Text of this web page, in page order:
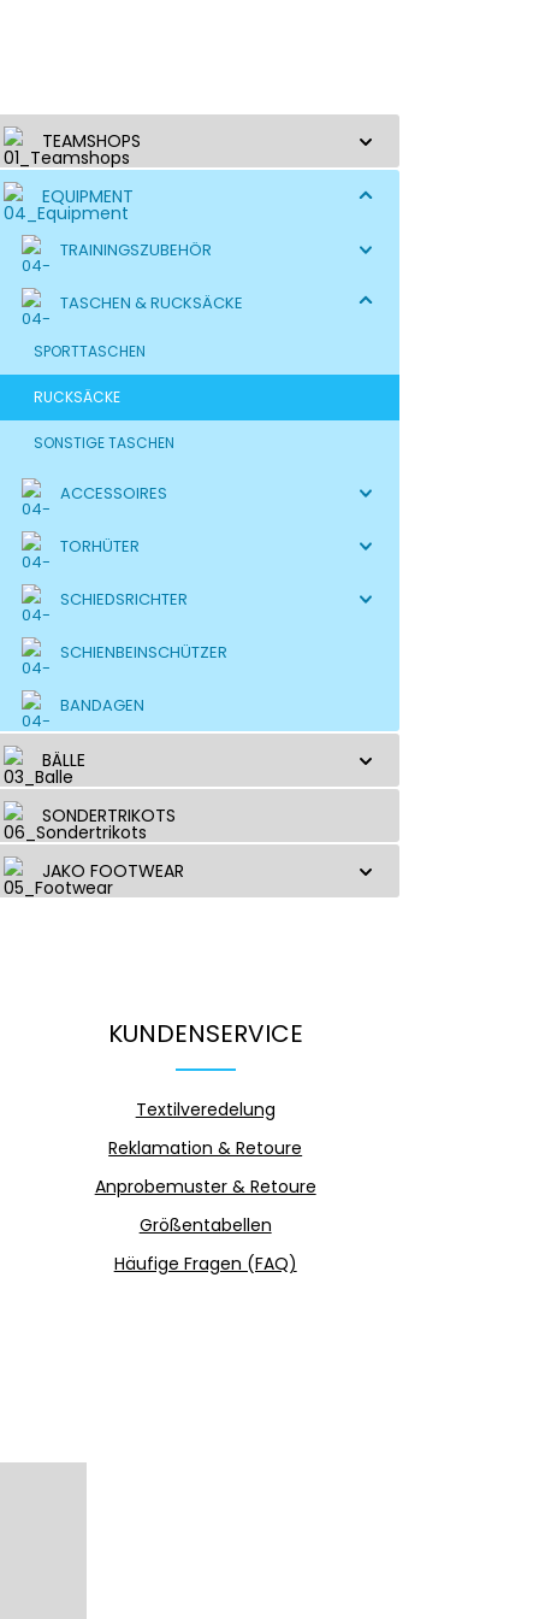
TEAMSHOPS
EQUIPMENT
TRAININGSZUBEHÖR
TASCHEN & RUCKSÄCKE
SPORTTASCHEN
RUCKSÄCKE
SONSTIGE TASCHEN
ACCESSOIRES
TORHÜTER
SCHIEDSRICHTER
SCHIENBEINSCHÜTZER
BANDAGEN
BÄLLE
SONDERTRIKOTS
JAKO FOOTWEAR
KUNDENSERVICE
Textilveredelung
Reklamation & Retoure
Anprobemuster & Retoure
Größentabellen
Häufige Fragen (FAQ)